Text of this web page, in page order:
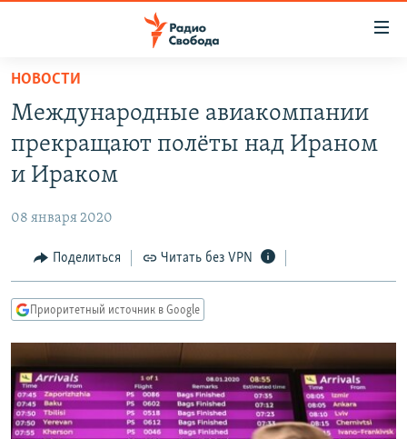
упрощенного
доступа
основному
Вернутся
Вернутся
поиску
ПОДКАСТЫ
АВТОРСКИЕ ПРОЕКТЫ
МНЕНИЯ
КУЛЬТУРА
КАВКАЗ.РЕАЛИИ
СЕВЕР.РЕАЛИИ
СИБИРЬ.РЕАЛИИ
РАСПИСАНИЕ ВЕЩАНИЯ
НОВОСТИ
Международные авиакомпании
прекращают полёты над Ираном
и Ираком
08 января 2020
Поделиться Читать без VPN
Приоритетный источник в Google